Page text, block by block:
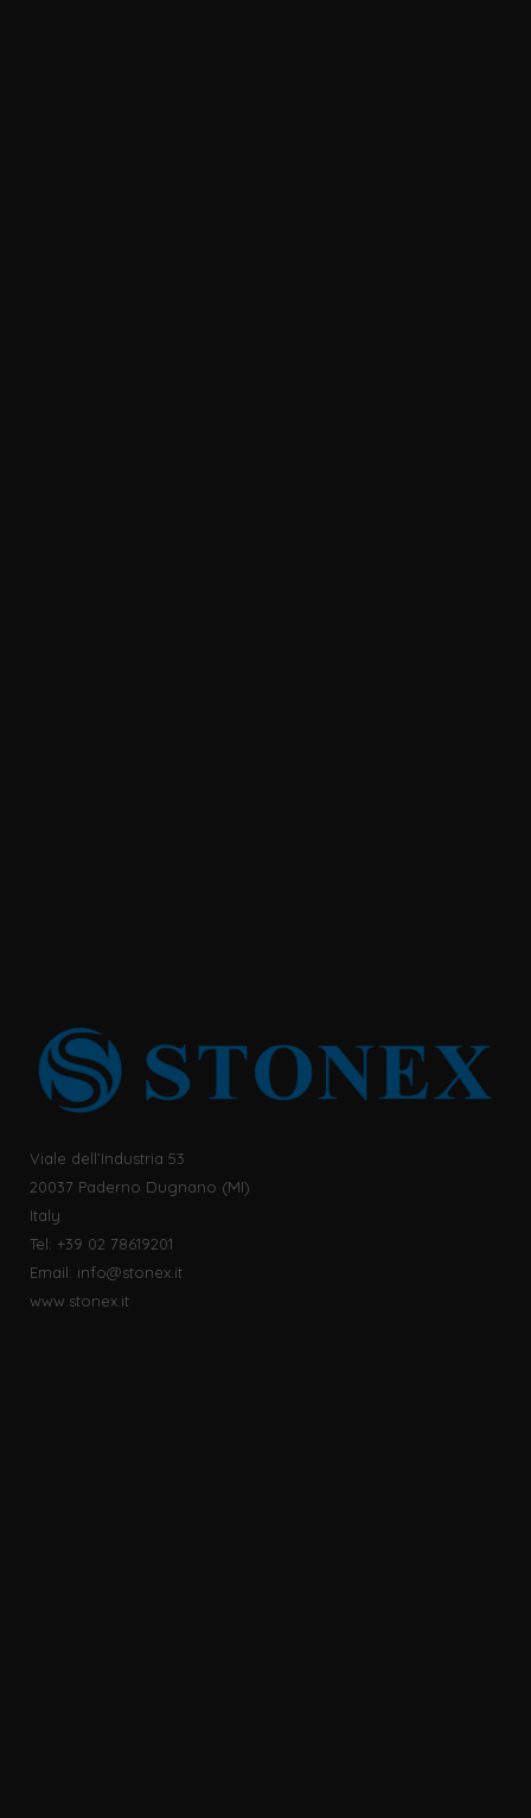
Viale dell’Industria 53
20037 Paderno Dugnano (MI)
Italy
Tel: +39 02 78619201
Email: info@stonex.it
www.stonex.it